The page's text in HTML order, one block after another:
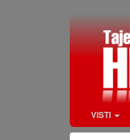
VISTI